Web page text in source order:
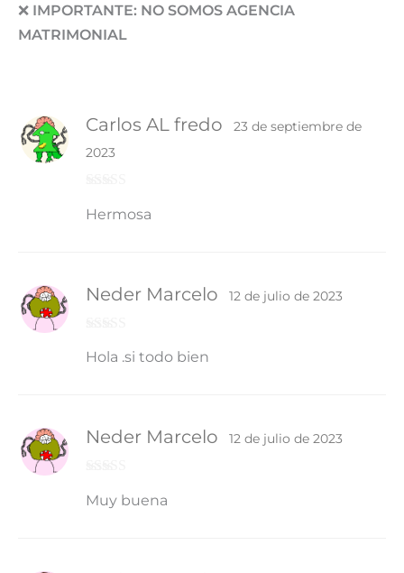
❌ IMPORTANTE: NO SOMOS AGENCIA
MATRIMONIAL
con4de 5
Carlos AL fredo
23 de septiembre de
2023
Hermosa
con4de 5
Neder Marcelo 12 de julio de 2023
Hola .si todo bien
con4de 5
Neder Marcelo 12 de julio de 2023
Muy buena